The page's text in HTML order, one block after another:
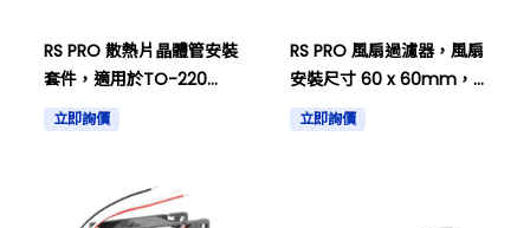
RS PRO 散熱片晶體管安裝
套件，適用於TO-220
712-8225。
立即詢價
RS PRO 風扇過濾器，風扇
安裝尺寸 60 x 60mm，
適用於 60mm 風扇 PUR
737-4061。
立即詢價